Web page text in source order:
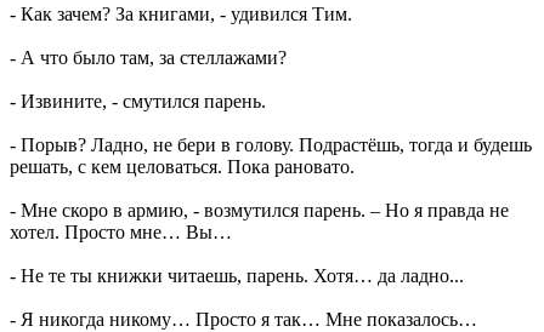
- Как зачем? За книгами, - удивился Тим.
- А что было там, за стеллажами?
- Извините, - смутился парень.
- Порыв? Ладно, не бери в голову. Подрастёшь, тогда и будешь
решать, с кем целоваться. Пока рановато.
- Мне скоро в армию, - возмутился парень. – Но я правда не
хотел. Просто мне… Вы…
- Не те ты книжки читаешь, парень. Хотя… да ладно...
- Я никогда никому… Просто я так… Мне показалось…